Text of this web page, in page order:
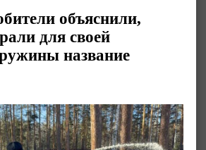
объяснили,
для своей
название